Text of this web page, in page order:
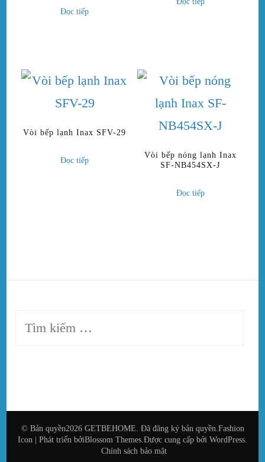
Đọc tiếp
Vòi bếp lạnh Inax SFV-29
Đọc tiếp
Vòi bếp nóng lạnh Inax
SF-NB454SX-J
Đọc tiếp
Tìm
© Bản quyền2026 GETBEHOME. Đã đăng ký bản quyền.Fashion
Icon | Phát triển bởiBlossom Themes.Được cung cấp bởi WordPress.
Chính sách bảo mật